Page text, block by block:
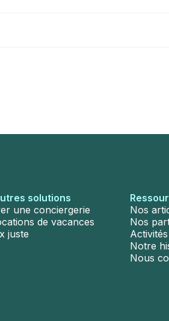
solutions
une conciergerie
de vacances
juste
Nos
Nos
Notre
Nous